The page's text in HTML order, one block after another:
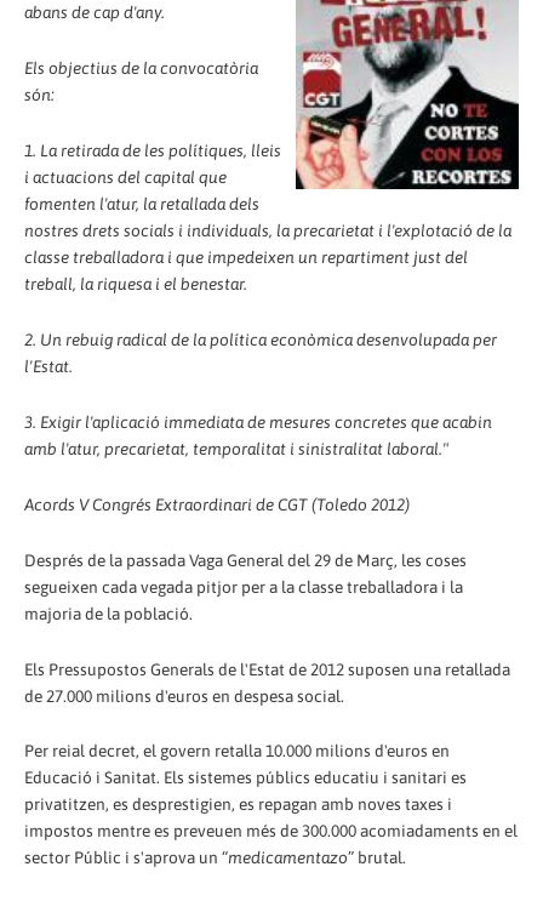
abans de cap d'any.
Els objectius de la convocatòria
són:
1. La retirada de les polítiques, lleis
i actuacions del capital que
fomenten l'atur, la retallada dels
nostres drets socials i individuals, la precarietat i l'explotació de la
classe treballadora i que impedeixen un repartiment just del
treball, la riquesa i el benestar.
2. Un rebuig radical de la política econòmica desenvolupada per
l'Estat.
3. Exigir l'aplicació immediata de mesures concretes que acabin
amb l'atur, precarietat, temporalitat i sinistralitat laboral."
Acords V Congrés Extraordinari de CGT (Toledo 2012)
Després de la passada Vaga General del 29 de Març, les coses
segueixen cada vegada pitjor per a la classe treballadora i la
majoria de la població.
Els Pressupostos Generals de l'Estat de 2012 suposen una retallada
de 27.000 milions d'euros en despesa social.
Per reial decret, el govern retalla 10.000 milions d'euros en
Educació i Sanitat. Els sistemes públics educatiu i sanitari es
privatitzen, es desprestigien, es repagan amb noves taxes i
impostos mentre es preveuen més de 300.000 acomiadaments en el
sector Públic i s'aprova un “medicamentazo” brutal.